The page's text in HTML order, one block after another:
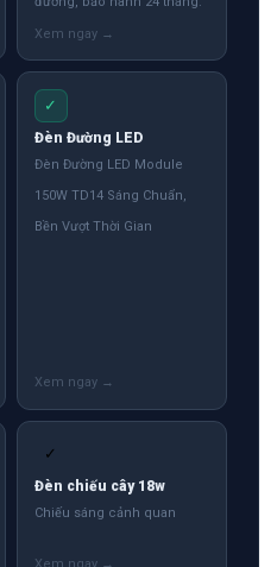
✓
Đèn Đường LED
Đèn Đường LED Module
150W TD14 Sáng Chuẩn,
Bền Vượt Thời Gian
✓
Đèn chiếu cây 18w
Chiếu sáng cảnh quan